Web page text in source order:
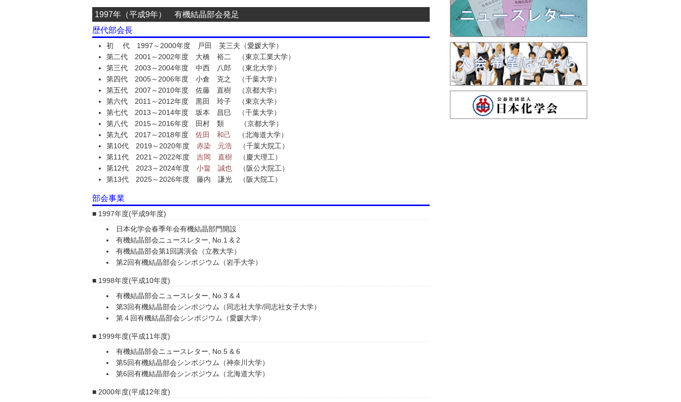
1997年（平成9年） 有機結晶部会発足
歴代部会長
初 代 1997～2000年度 戸田 芙三夫（愛媛大学）
第二代 2001～2002年度 大橋 裕二 （東京工業大学）
第三代 2003～2004年度 中西 八郎 （東北大学）
第四代 2005～2006年度 小倉 克之 （千葉大学）
第五代 2007～2010年度 佐藤 直樹 （京都大学）
第六代 2011～2012年度 黒田 玲子 （東京大学）
第七代 2013～2014年度 坂本 昌巳 （千葉大学）
第八代 2015～2016年度 田村 類 （京都大学）
第九代 2017～2018年度 佐田 和己 （北海道大学）
第10代 2019～2020年度 赤染 元浩 （千葉大院工）
第11代 2021～2022年度 吉岡 直樹 （慶大理工）
第12代 2023～2024年度 小畠 誠也 （阪公大院工）
第13代 2025～2026年度 藤内 謙光 （阪大院工）
部会事業
1997年度(平成9年度)
日本化学会春季年会有機結晶部門開設
有機結晶部会ニュースレター, No.1 & 2
有機結晶部会第1回講演会（立教大学）
第2回有機結晶部会シンポジウム（岩手大学）
1998年度(平成10年度)
有機結晶部会ニュースレター, No.3 & 4
第3回有機結晶部会シンポジウム（同志社大学/同志社女子大学）
第４回有機結晶部会シンポジウム（愛媛大学）
1999年度(平成11年度)
有機結晶部会ニュースレター, No.5 & 6
第5回有機結晶部会シンポジウム（神奈川大学）
第6回有機結晶部会シンポジウム（北海道大学）
2000年度(平成12年度)